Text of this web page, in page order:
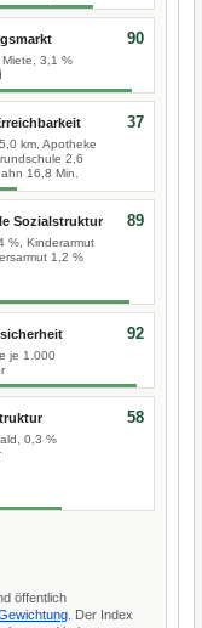
Miete, 3,1 %
90
km, Apotheke
2,6
16,8 Min.
37
Sozialstruktur
%, Kinderarmut
1,2 %
89
je 1.000
92
0,3 %
58
öffentlich
. Der Index